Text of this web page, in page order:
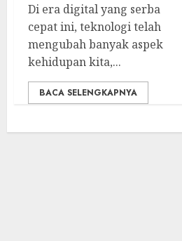
Di era digital yang serba
cepat ini, teknologi telah
mengubah banyak aspek
kehidupan kita,...
BACA SELENGKAPNYA